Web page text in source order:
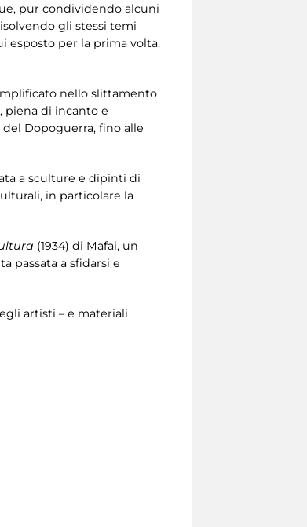
pur condividendo alcuni
gli stessi temi
esposto per la prima volta.
nello slittamento
piena di incanto e
del Dopoguerra, fino alle
a sculture e dipinti di
in particolare la
(1934) di Mafai, un
passata a sfidarsi e
artisti – e materiali